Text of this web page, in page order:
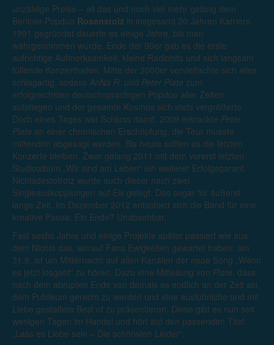
unzählige Preise – all das und noch viel mehr gelang dem
Berliner-Popduo Rosenstolz in insgesamt 20 Jahren Karriere.
1991 gegründet dauerte es einige Jahre, bis man
wahrgenommen wurde. Ende der 90er gab es die erste
aufrichtige Aufmerksamkeit, kleine Radiohits und sich langsam
füllende Konzerthallen. Mitte der 2000er vervielfachte sich alles
schlagartig, sodass AnNa R. und Peter Plate zum
erfolgreichsten deutschsprachigen Popduo aller Zeiten
aufstiegen und der gesamte Kosmos sich stets vergrößerte.
Doch eines Tages war Schluss damit. 2009 erkrankte Peter
Plate an einer chronischen Erschöpfung, die Tour musste
mittendrin abgesagt werden. Bis heute sollten es die letzten
Konzerte bleiben. Zwar gelang 2011 mit dem vorerst letzten
Studioalbum „Wir sind am Leben“ ein weiterer Erfolgsgarant.
Nichtsdestotrotz wurde auch dieser nach zwei
Singleauskopplungen auf Eis gelegt. Das sogar für äußerst
lange Zeit. Im Dezember 2012 entschied sich die Band für eine
kreative Pause. Ein Ende? Unabsehbar.
Fast sechs Jahre und einige Projekte später passiert wie aus
dem Nichts das, worauf Fans Ewigkeiten gewartet haben: am
31.8. ist um Mitternacht auf allen Kanälen der neue Song „Wenn
es jetzt losgeht“ zu hören. Dazu eine Mitteilung von Plate, dass
nach dem abrupten Ende von damals es endlich an der Zeit sei,
dem Publikum gerecht zu werden und eine ausführliche und mit
Liebe gestaltete Best of zu präsentieren. Diese gibt es nun seit
wenigen Tagen im Handel und hört auf den passenden Titel:
„Lass es Liebe sein – Die schönsten Lieder“.